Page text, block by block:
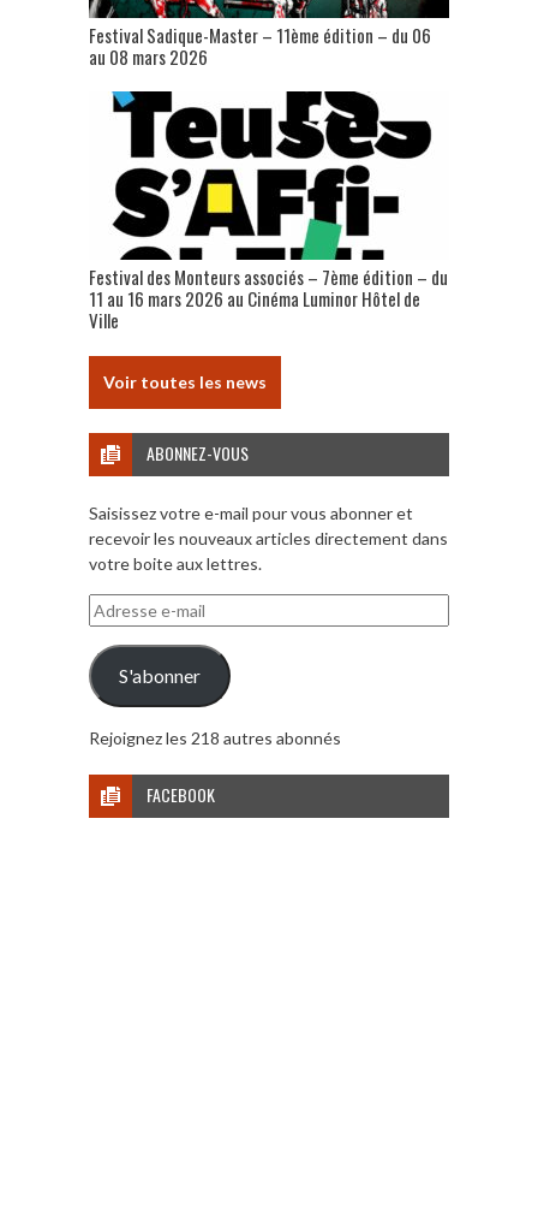
Festival Sadique-Master – 11ème édition – du 06
au 08 mars 2026
Festival des Monteurs associés – 7ème édition – du
11 au 16 mars 2026 au Cinéma Luminor Hôtel de
Ville
Voir toutes les news
ABONNEZ-VOUS
Saisissez votre e-mail pour vous abonner et
recevoir les nouveaux articles directement dans
votre boite aux lettres.
Adresse
e-
mail
S'abonner
Rejoignez les 218 autres abonnés
FACEBOOK